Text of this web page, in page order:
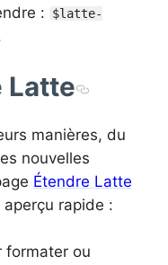
:
$latte-
Latte
manières, du
nouvelles
Étendre Latte
rapide :
formater ou